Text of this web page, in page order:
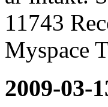
11743
Myspace
2009-03-